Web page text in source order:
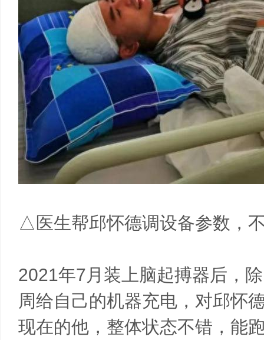
△医生帮邱怀德调设备参数，
2021年7月装上脑起搏器后，
周给自己的机器充电，对邱怀
现在的他，整体状态不错，能